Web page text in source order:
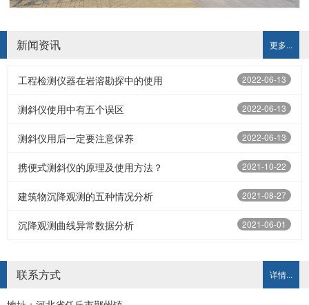
更多...
新闻资讯
2022-06-13
工程检测仪器在岩溶勘探中的使用
2022-06-13
测斜仪使用中有五个误区
2022-06-13
测斜仪用后一定要注意保养
2021-10-22
携便式测斜仪的原理及使用方法？
2021-08-27
建筑物沉降观测的五种情况分析
2021-06-01
沉降观测曲线异常数据分析
详情...
联系方式